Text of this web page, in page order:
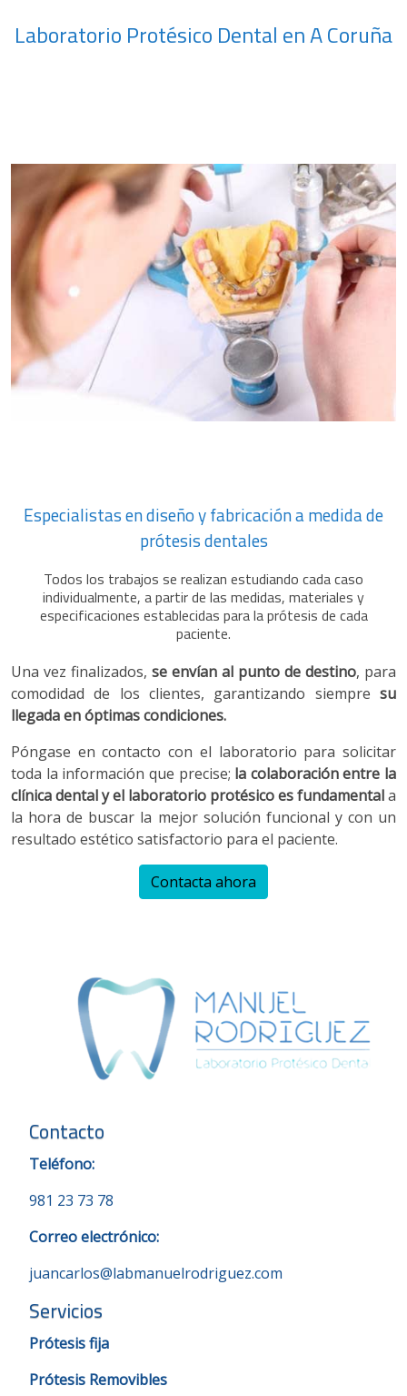
Laboratorio Protésico Dental en A Coruña
Especialistas en diseño y fabricación a medida de
prótesis dentales
Todos los trabajos se realizan estudiando cada caso
individualmente, a partir de las medidas, materiales y
especificaciones establecidas para la prótesis de cada
paciente.
Una vez finalizados, se envían al punto de destino, para
comodidad de los clientes, garantizando siempre su
llegada en óptimas condiciones.
Póngase en contacto con el laboratorio para solicitar
toda la información que precise; la colaboración entre la
clínica dental y el laboratorio protésico es fundamentala
la hora de buscar la mejor solución funcional y con un
resultado estético satisfactorio para el paciente.
Contacta ahora
Contacto
Teléfono:
981 23 73 78
Correo electrónico:
juancarlos@labmanuelrodriguez.com
Servicios
Prótesis fija
Prótesis Removibles